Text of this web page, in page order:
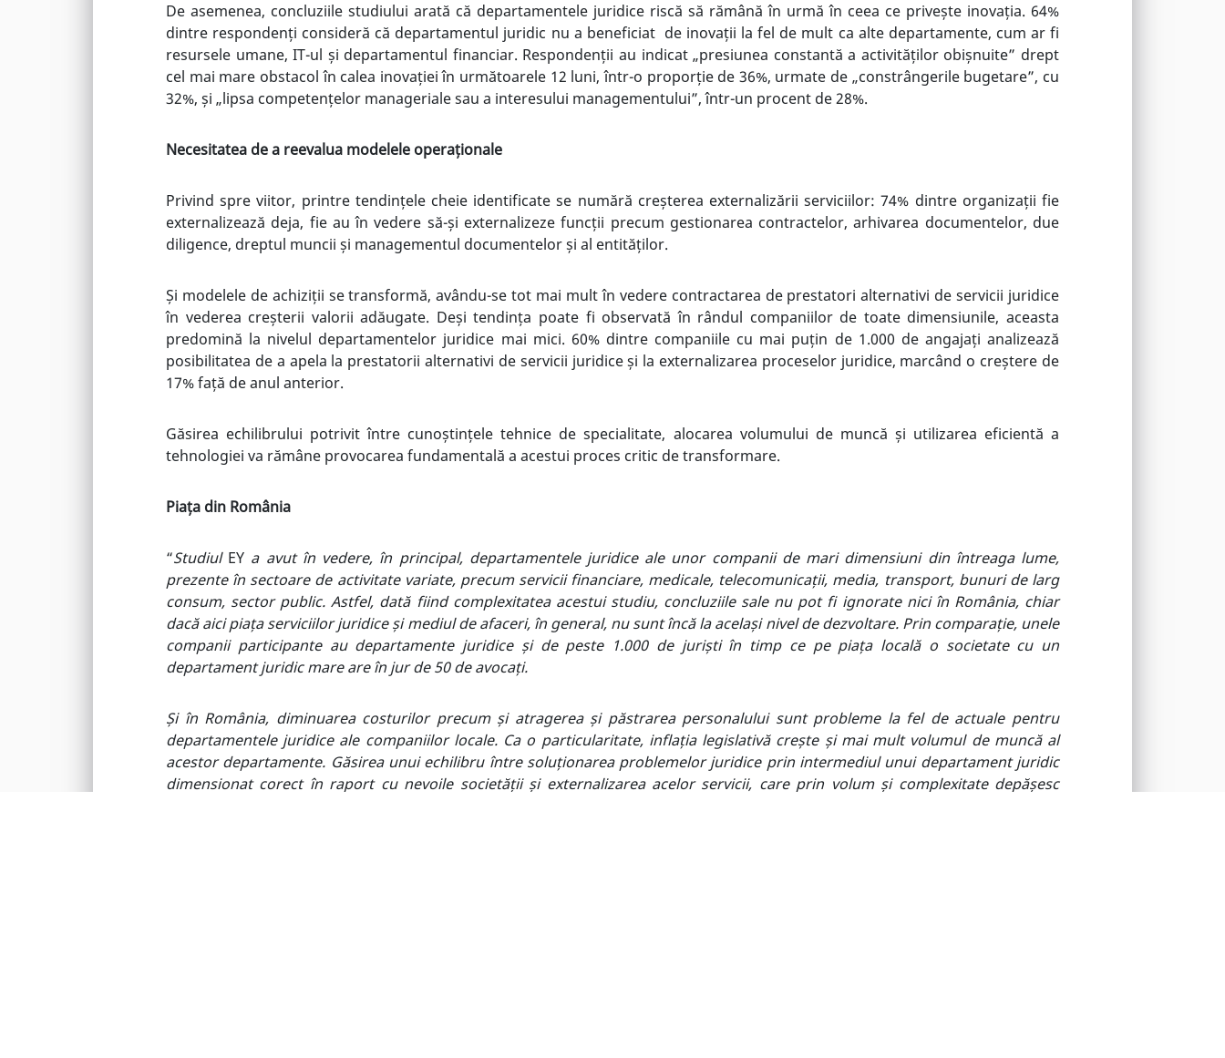
De asemenea, concluziile studiului arată că departamentele juridice riscă să rămână în urmă în ceea ce privește inovația. 64%
dintre respondenți consideră că departamentul juridic nu a beneficiat de inovații la fel de mult ca alte departamente, cum ar fi
resursele umane, IT-ul și departamentul financiar. Respondenții au indicat „presiunea constantă a activităților obișnuite” drept
cel mai mare obstacol în calea inovației în următoarele 12 luni, într-o proporție de 36%, urmate de „constrângerile bugetare”, cu
32%, și „lipsa competențelor manageriale sau a interesului managementului”, într-un procent de 28%.
Necesitatea de a reevalua modelele operaționale
Privind spre viitor, printre tendințele cheie identificate se numără creșterea externalizării serviciilor: 74% dintre organizații fie
externalizează deja, fie au în vedere să-și externalizeze funcții precum gestionarea contractelor, arhivarea documentelor, due
diligence, dreptul muncii și managementul documentelor și al entităților.
Și modelele de achiziții se transformă, avându-se tot mai mult în vedere contractarea de prestatori alternativi de servicii juridice
în vederea creșterii valorii adăugate. Deși tendința poate fi observată în rândul companiilor de toate dimensiunile, aceasta
predomină la nivelul departamentelor juridice mai mici. 60% dintre companiile cu mai puțin de 1.000 de angajați analizează
posibilitatea de a apela la prestatorii alternativi de servicii juridice și la externalizarea proceselor juridice, marcând o creștere de
17% față de anul anterior.
Găsirea echilibrului potrivit între cunoștințele tehnice de specialitate, alocarea volumului de muncă și utilizarea eficientă a
tehnologiei va rămâne provocarea fundamentală a acestui proces critic de transformare.
Piața din România
“Studiul EY a avut în vedere, în principal, departamentele juridice ale unor companii de mari dimensiuni din întreaga lume,
prezente în sectoare de activitate variate, precum servicii financiare, medicale, telecomunicații, media, transport, bunuri de larg
consum, sector public. Astfel, dată fiind complexitatea acestui studiu, concluziile sale nu pot fi ignorate nici în România,chiar
dacă aici piața serviciilor juridice și mediul de afaceri,în general,nu sunt încă la același nivel de dezvoltare. Prin comparație, unele
companii participante au departamente juridice și de peste 1.000 de juriști în timp ce pe piața locală o societate cu un
departament juridic mare are în jur de 50 de avocați.
Și în România, diminuareacosturilor precum și atragerea și păstrarea personalului sunt probleme la fel de actuale pentru
departamentele juridice ale companiilor locale. Ca o particularitate, inflația legislativă crește și mai multvolumul de muncă al
acestor departamente. Găsirea unui echilibru între soluționarea problemelor juridice prin intermediul unui departament juridic
dimensionat corect în raport cu nevoile societății și externalizarea acelor servicii, care prin volum și complexitate depășesc